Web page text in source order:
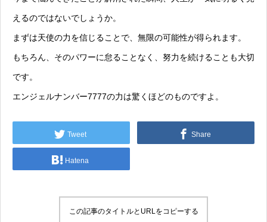
えるのではないでしょうか。
まずは天使の力を信じることで、無限の可能性が得られます。
もちろん、そのパワーに怠ることなく、努力を続けることも大切
です。
エンジェルナンバー7777の力は驚くほどのものですよ。
Tweet Share
Hatena
この記事のタイトルとURLをコピーする